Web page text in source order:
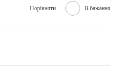
Порівняти В бажання